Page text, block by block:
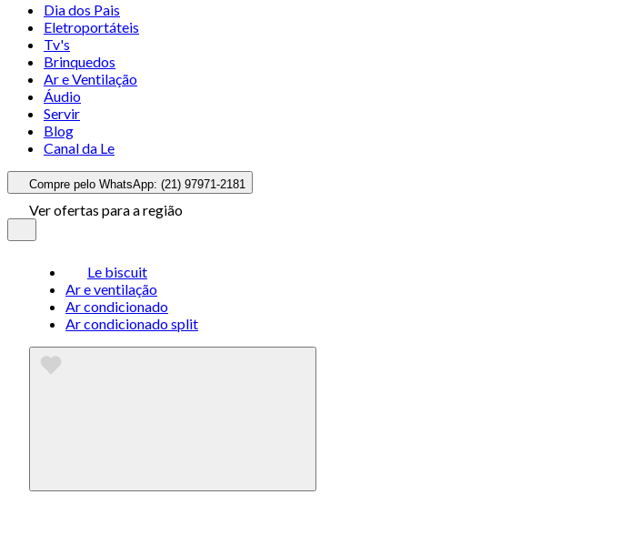
Dia dos Pais
Eletroportáteis
Tv's
Brinquedos
Ar e Ventilação
Áudio
Servir
Blog
Canal da Le
Compre pelo WhatsApp: (21) 97971-2181
Ver ofertas para a região
Le biscuit
Ar e ventilação
Ar condicionado
Ar condicionado split